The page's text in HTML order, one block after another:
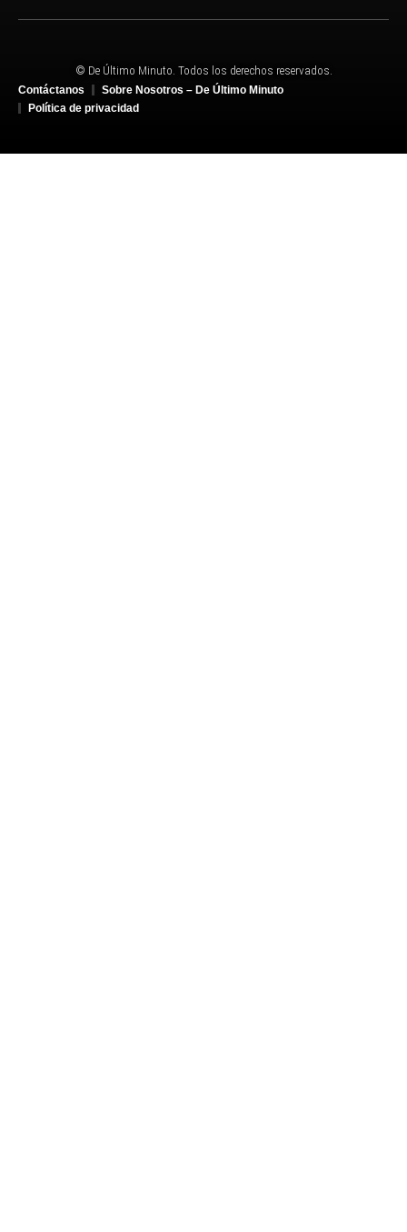
© De Último Minuto. Todos los derechos reservados.
Contáctanos
Sobre Nosotros – De Último Minuto
Política de privacidad